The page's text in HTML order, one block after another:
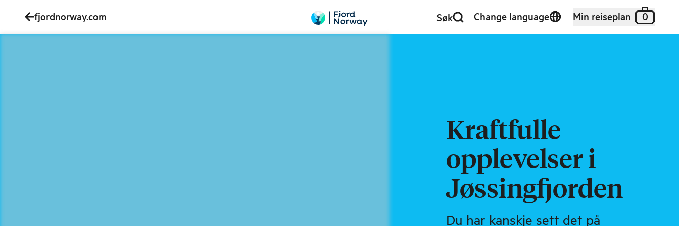
fjordnorway.com Søk Change language Min reiseplan 0
Kraftfulle
opplevelser i
Jøssingfjorden
Du har kanskje sett det på